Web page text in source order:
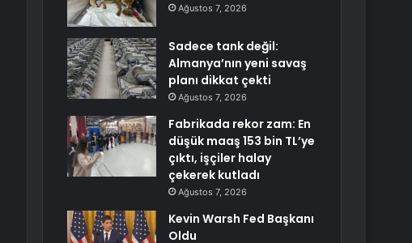
Ağustos 7, 2026
Sadece tank değil:
Almanya’nın yeni savaş
planı dikkat çekti
Ağustos 7, 2026
Fabrikada rekor zam: En
düşük maaş 153 bin TL’ye
çıktı, işçiler halay
çekerek kutladı
Ağustos 7, 2026
Kevin Warsh Fed Başkanı
Oldu